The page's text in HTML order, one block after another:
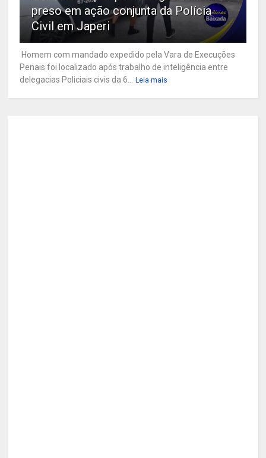
preso em ação conjunta da Polícia
Civil em Japeri
Homem com mandado expedido pela Vara de Execuções
Penais foi localizado após trabalho de inteligência entre
delegacias Policiais civis da 6...
Leia mais